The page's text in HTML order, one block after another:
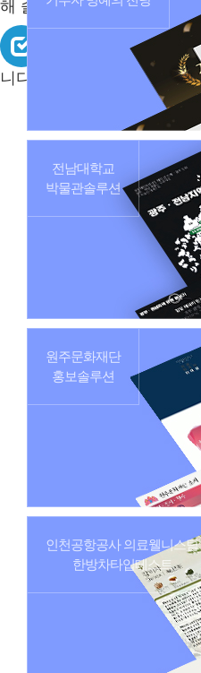
해 솔루션을 제작합니다.
검수 및 수정 - 세밀
니다.
전남대학교
박물관솔루션
원주문화재단
홍보솔루션
인천공항공사 의료웰니스팀
한방차타입테스트